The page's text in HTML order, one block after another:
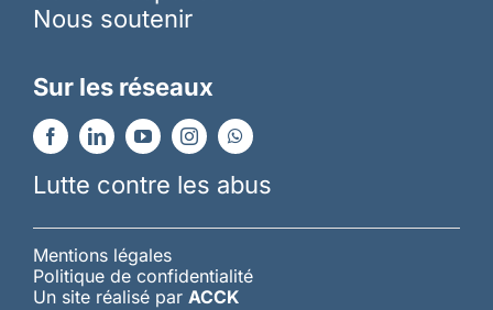
Nous soutenir
Sur les réseaux
Lutte contre les abus
Mentions légales
Politique de confidentialité
Un site réalisé par ACCK